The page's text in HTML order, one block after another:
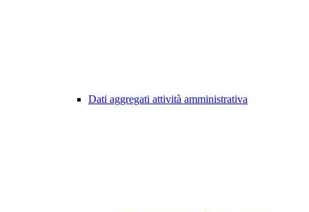
Dati aggregati attività amministrativa